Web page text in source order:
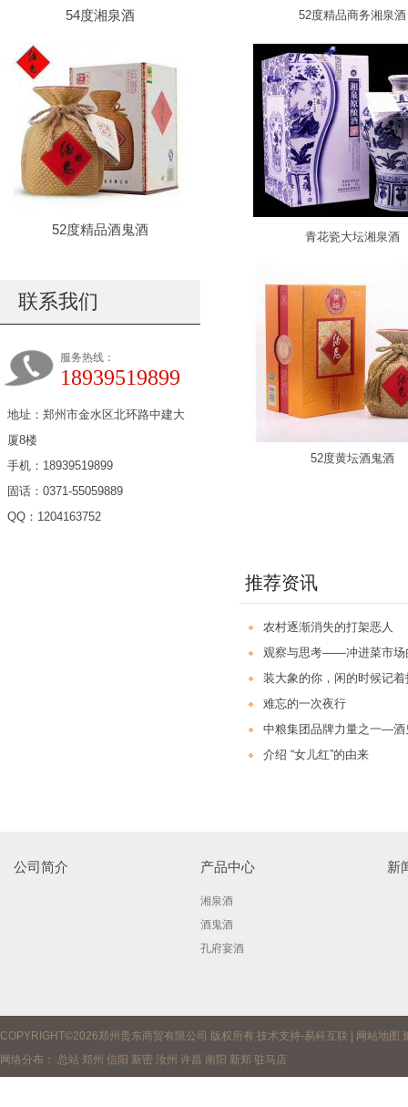
54度湘泉酒
52度精品酒鬼酒
联系我们
服务热线：
18939519899
地址：郑州市金水区北环路中建大
厦8楼
手机：18939519899
固话：0371-55059889
QQ：1204163752
52度精品商务湘泉酒
青花瓷大坛湘泉酒
52度黄坛酒鬼酒
推荐资讯
农村逐渐消失的打架恶人
观察与思考——冲进菜市场
装大象的你，闲的时候记
难忘的一次夜行
中粮集团品牌力量之一—酒
介绍 “女儿红”的由来
公司简介 产品中心
湘泉酒
酒鬼酒
孔府宴酒
新
COPYRIGHT©2026郑州贵东商贸有限公司 版权所有 技术支持-易科互联 网站地图
网络分布： 总站 郑州 信阳 新密 汝州 许昌 南阳 新郑 驻马店